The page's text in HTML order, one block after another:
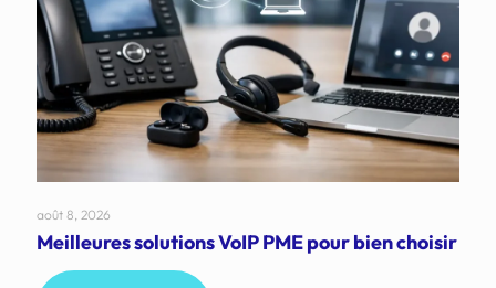
août 8, 2026
Meilleures solutions VoIP PME pour bien choisir